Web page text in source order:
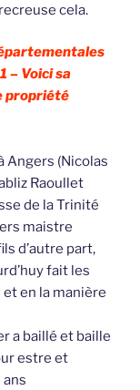
cela.
– Voici sa
propriété
Angers (Nicolas
Raoullet
de la Trinité
maistre
d’autre part,
fait les
en la manière
a baillé et baille
estre et